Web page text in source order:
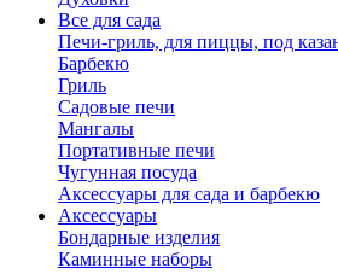
Все для сада
Печи-гриль, для пиццы, под
Барбекю
Гриль
Садовые печи
Мангалы
Портативные печи
Чугунная посуда
Аксессуары для сада и барбекю
Аксессуары
Бондарные изделия
Каминные наборы